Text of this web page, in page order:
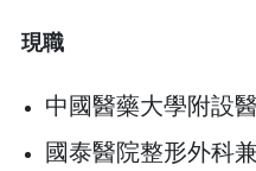
現職
中國醫藥大學附設
國泰醫院整形外科